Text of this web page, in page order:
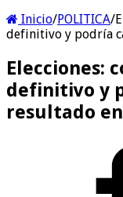
Inicio/POLITICA/
definitivo y podría
Elecciones:
definitivo y
resultado